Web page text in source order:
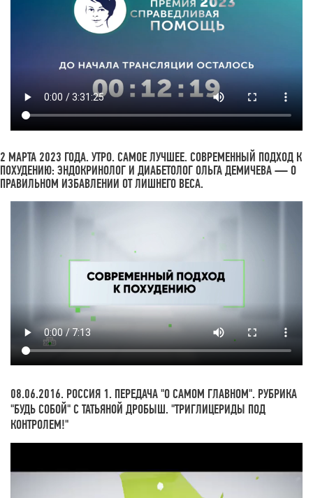
2 МАРТА 2023 ГОДА. УТРО. САМОЕ ЛУЧШЕЕ. СОВРЕМЕННЫЙ ПОДХОД К
ПОХУДЕНИЮ: ЭНДОКРИНОЛОГ И ДИАБЕТОЛОГ ОЛЬГА ДЕМИЧЕВА — О
ПРАВИЛЬНОМ ИЗБАВЛЕНИИ ОТ ЛИШНЕГО ВЕСА.
08.06.2016. РОССИЯ 1. ПЕРЕДАЧА "О САМОМ ГЛАВНОМ". РУБРИКА
"БУДЬ СОБОЙ" С ТАТЬЯНОЙ ДРОБЫШ. "ТРИГЛИЦЕРИДЫ ПОД
КОНТРОЛЕМ!"